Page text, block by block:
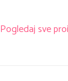
Pogledaj sve